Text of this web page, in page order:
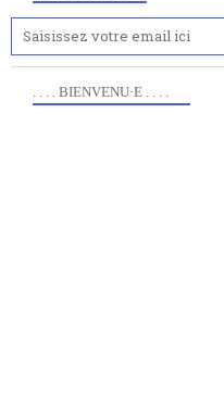
. . . . BIENVENU·E . . . .